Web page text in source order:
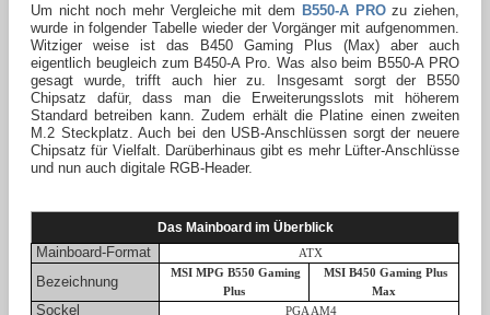
Um nicht noch mehr Vergleiche mit dem B550-A PROzu ziehen,
wurde in folgender Tabelle wieder der Vorgänger mit aufgenommen.
Witziger weise ist das B450 Gaming Plus (Max) aber auch
eigentlich beugleich zum B450-A Pro. Was also beim B550-A PRO
gesagt wurde, trifft auch hier zu. Insgesamt sorgt der B550
Chipsatz dafür, dass man die Erweiterungsslots mit höherem
Standard betreiben kann. Zudem erhält die Platine einen zweiten
M.2 Steckplatz. Auch bei den USB-Anschlüssen sorgt der neuere
Chipsatz für Vielfalt. Darüberhinaus gibt es mehr Lüfter-Anschlüsse
und nun auch digitale RGB-Header.
Das Mainboard im Überblick
Mainboard-Format ATX
Bezeichnung
MSI MPG B550 Gaming
Plus
MSI B450 Gaming Plus
Max
Sockel PGA AM4